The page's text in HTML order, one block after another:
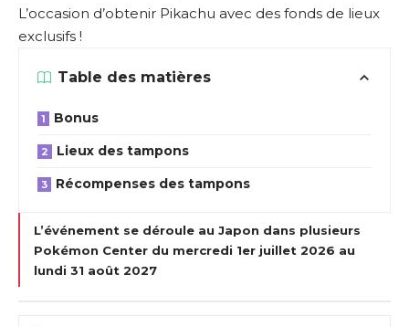
L’occasion d’obtenir Pikachu avec des fonds de lieux
exclusifs !
Table des matières
Bonus
Lieux des tampons
Récompenses des tampons
L’événement se déroule au Japon dans plusieurs
Pokémon Center du mercredi 1er juillet 2026 au
lundi 31 août 2027